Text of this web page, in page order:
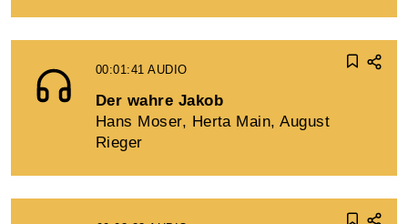
00:01:41AUDIO
Der wahre Jakob
Hans Moser, Herta Main, August
Rieger